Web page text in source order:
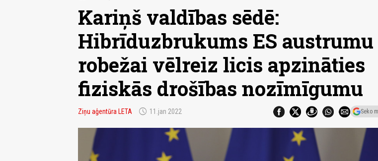
Kariņš valdības sēdē:
Hibrīduzbrukums ES austrumu
robežai vēlreiz licis apzināties
fiziskās drošības nozīmīgumu
Ziņu aģentūra LETA schedule 11.jan 2022 Seko